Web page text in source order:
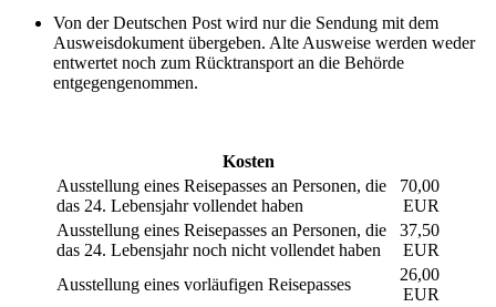
Von der Deutschen Post wird nur die Sendung mit dem
Ausweisdokument übergeben. Alte Ausweise werden weder
entwertet noch zum Rücktransport an die Behörde
entgegengenommen.
Kosten
Ausstellung eines Reisepasses an Personen, die
das 24. Lebensjahr vollendet haben
70,00
EUR
Ausstellung eines Reisepasses an Personen, die
das 24. Lebensjahr noch nicht vollendet haben
37,50
EUR
Ausstellung eines vorläufigen Reisepasses
26,00
EUR